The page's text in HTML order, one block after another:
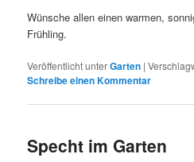
Wünsche allen einen warmen,
Frühling.
Veröffentlicht unterGarten |
Schreibe einen Kommentar
Specht im Garten